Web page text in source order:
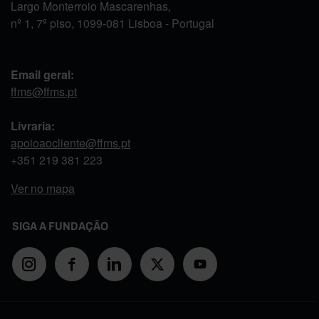
Largo Monterroio Mascarenhas,
nº 1, 7º piso, 1099-081 Lisboa - Portugal
Email geral:
ffms@ffms.pt
Livraria:
apoioaocliente@ffms.pt
+351 219 381 223
Ver no mapa
SIGA A FUNDAÇÃO